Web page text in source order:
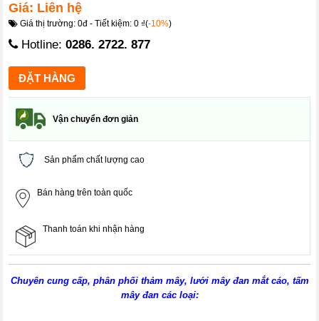
Giá: Liên hệ
Giá thị trường: 0đ - Tiết kiệm: 0 ₫(-10%)
Hotline:0286. 2722. 877
Vận chuyển đơn giản
Sản phẩm chất lượng cao
Bán hàng trên toàn quốc
Thanh toán khi nhận hàng
Chuyên cung cấp, phân phối thảm mây, lưới mây đan mắt cáo, tấm
mây đan các loại: